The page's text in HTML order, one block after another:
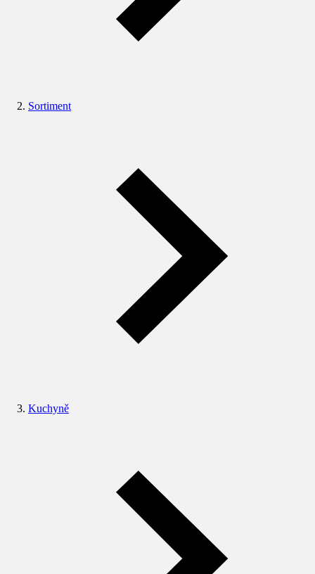
Sortiment
Kuchyně